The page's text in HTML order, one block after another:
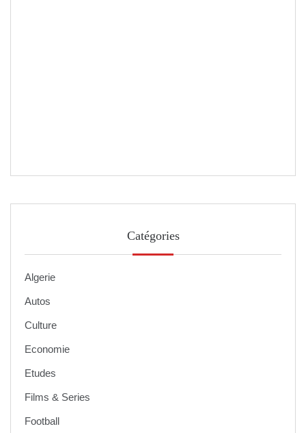
Catégories
Algerie
Autos
Culture
Economie
Etudes
Films & Series
Football